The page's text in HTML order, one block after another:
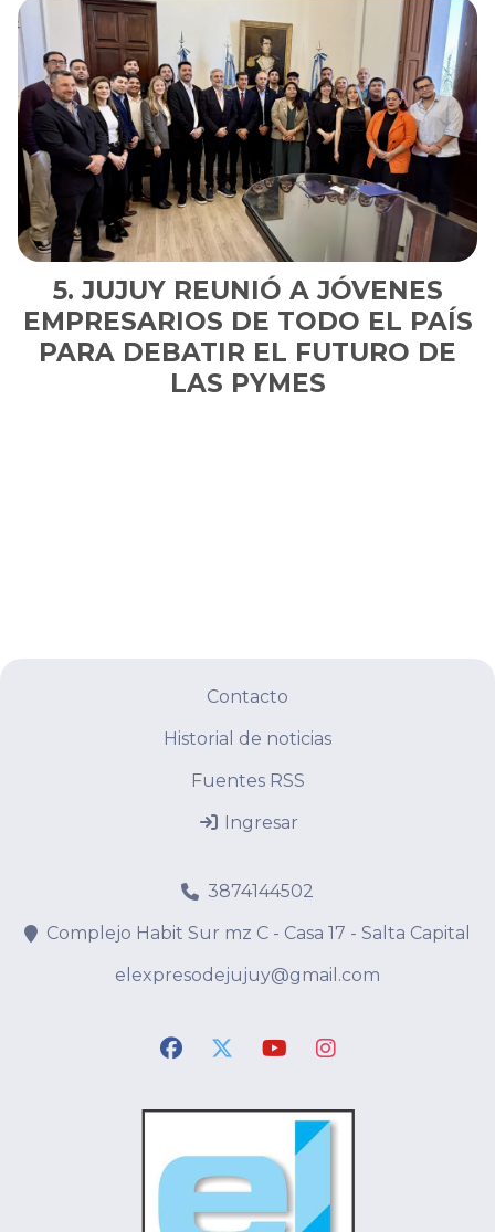
JUJUY REUNIÓ A JÓVENES
EMPRESARIOS DE TODO EL PAÍS
PARA DEBATIR EL FUTURO DE
LAS PYMES
Contacto
Historial de noticias
Fuentes RSS
Ingresar
3874144502
Complejo Habit Sur mz C - Casa 17 - Salta Capital
elexpresodejujuy@gmail.com